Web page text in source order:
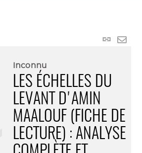
Lien
Inconnu
LES ÉCHELLES DU
LEVANT D'AMIN
MAALOUF (FICHE DE
LECTURE) : ANALYSE